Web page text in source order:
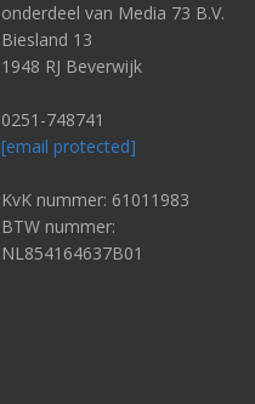
onderdeel van Media 73 B.V.
Biesland 13
1948 RJ Beverwijk
0251-748741
[email protected]
KvK nummer: 61011983
BTW nummer:
NL854164637B01